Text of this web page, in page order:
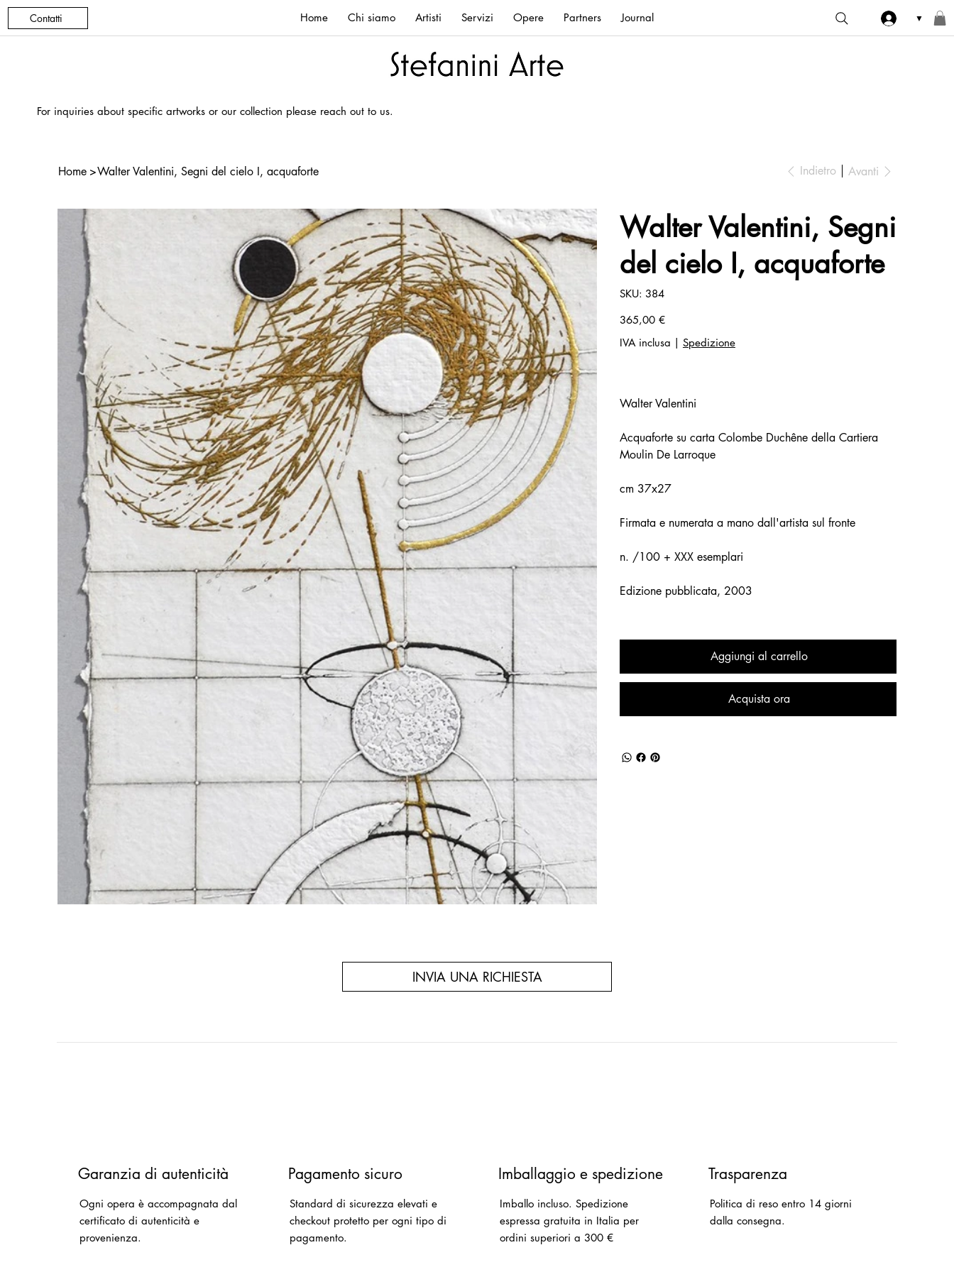
Contatti Home Chi siamo Artisti Servizi Opere Partners Journal ▼
For inquiries about specific artworks or our collection please reach out to us.
Home >Walter Valentini, Segni del cielo I, acquaforte Indietro Avanti
Walter Valentini, Segni
del cielo I, acquaforte
SKU:
SKU
384
384
Prezzo
365,00 €
IVA inclusa | Spedizione
Walter Valentini
Acquaforte su carta Colombe Duchêne della Cartiera
Moulin De Larroque
cm 37x27
Firmata e numerata a mano dall'artista sul fronte
n. /100 + XXX esemplari
Edizione pubblicata, 2003
Aggiungi al carrello
Acquista ora
INVIA UNA RICHIESTA
Garanzia di autenticità
Ogni opera è accompagnata dal
certificato di autenticità e
provenienza.
Pagamento sicuro
Standard di sicurezza elevati e
checkout protetto per ogni tipo di
pagamento.
Imballaggio e spedizione
Imballo incluso.Spedizione
espressa gratuita in Italia per
ordini superiori a 300 €
Trasparenza
Politica di reso entro 14 giorni
dalla consegna.